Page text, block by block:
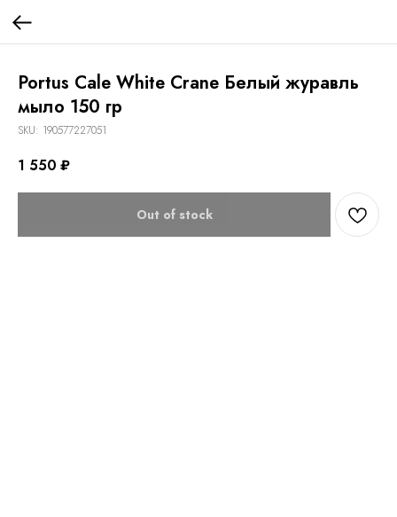
Portus Cale White Crane Белый журавль
мыло 150 гр
SKU: 190577227051
1 550 ₽
Out of stock